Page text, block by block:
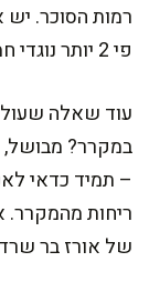
רמות הסוכר.
פי 2 יותר נוגדי חמצון מאורז מלא.
עוד שאלה
במקרר? מבושל,
– תמיד כדאי
ריחות מהמקרר.
של אורז בר